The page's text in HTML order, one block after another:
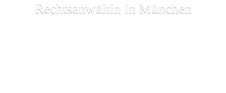
Rechtsanwältin in München